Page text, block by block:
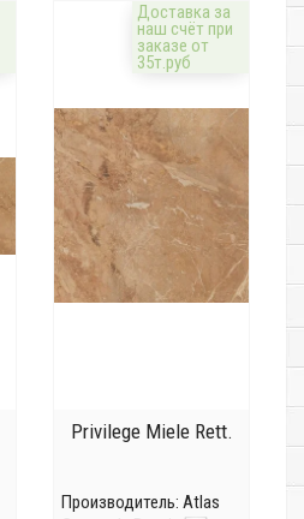
Доставка за
наш счёт при
заказе от
35т.руб
Privilege Miele Rett.
Производитель: Atlas